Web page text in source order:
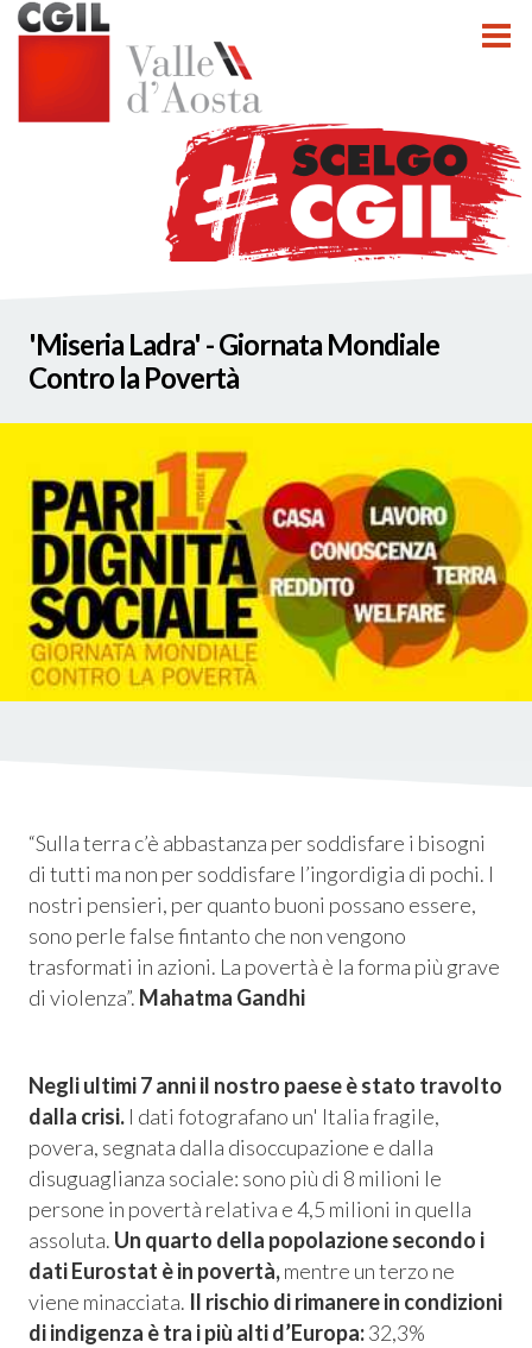
'Miseria Ladra' - Giornata Mondiale
Contro la Povertà
“Sulla terra c’è abbastanza per soddisfare i bisogni
di tutti ma non per soddisfare l’ingordigia di pochi. I
nostri pensieri, per quanto buoni possano essere,
sono perle false fintanto che non vengono
trasformati in azioni. La povertà è la forma più grave
di violenza”. Mahatma Gandhi
Negli ultimi 7 anni il nostro paese è stato travolto
dalla crisi. I dati fotografano un' Italia fragile,
povera, segnata dalla disoccupazione e dalla
disuguaglianza sociale: sono più di 8 milioni le
persone in povertà relativa e 4,5 milioni in quella
assoluta. Un quarto della popolazione secondo i
dati Eurostat è in povertà,mentre un terzo ne
viene minacciata. Il rischio di rimanere in condizioni
di indigenza è tra i più alti d’Europa:32,3%
INCA